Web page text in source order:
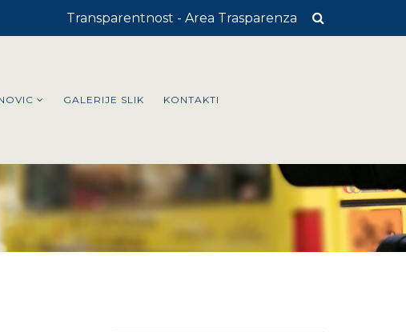
Transparentnost - Area Trasparenza
GALERIJE SLIK KONTAKTI